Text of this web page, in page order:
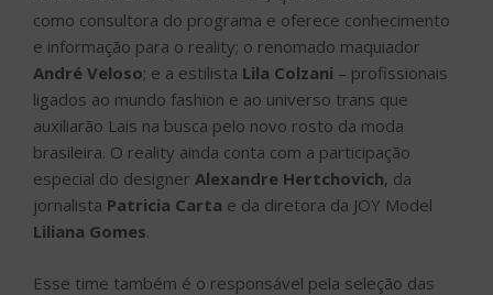
como consultora do programa e oferece conhecimento
e informação para o reality; o renomado maquiador
André Veloso; e a estilista Lila Colzani – profissionais
ligados ao mundo fashion e ao universo trans que
auxiliarão Lais na busca pelo novo rosto da moda
brasileira. O reality ainda conta com a participação
especial do designer Alexandre Hertchovich, da
jornalista Patricia Carta e da diretora da JOY Model
Liliana Gomes.
Esse time também é o responsável pela seleção das